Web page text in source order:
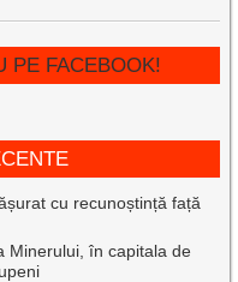
PE FACEBOOK!
cu recunoștință față
Minerului, în capitala de